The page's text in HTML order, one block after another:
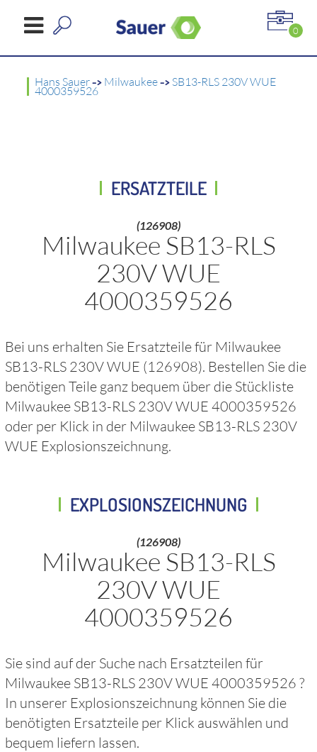
0
Hans Sauer-> Milwaukee-> SB13-RLS 230V WUE
4000359526
ERSATZTEILE
(126908)
Milwaukee SB13-RLS
230V WUE
4000359526
Bei uns erhalten Sie Ersatzteile für Milwaukee
SB13-RLS 230V WUE (126908). Bestellen Sie die
benötigen Teile ganz bequem über die Stückliste
Milwaukee SB13-RLS 230V WUE 4000359526
oder per Klick in der Milwaukee SB13-RLS 230V
WUE Explosionszeichnung.
EXPLOSIONSZEICHNUNG
(126908)
Milwaukee SB13-RLS
230V WUE
4000359526
Sie sind auf der Suche nach Ersatzteilen für
Milwaukee SB13-RLS 230V WUE 4000359526?
In unserer Explosionszeichnung können Sie die
benötigten Ersatzteile per Klick auswählen und
bequem liefern lassen.